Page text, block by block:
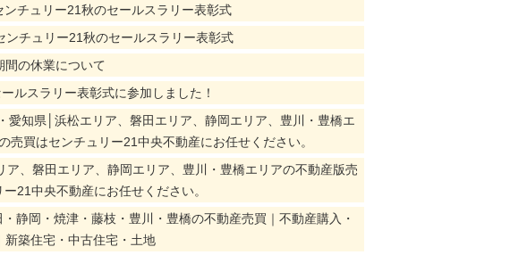
チュリー21秋のセールスラリー表彰式
チュリー21秋のセールスラリー表彰式
間の休業について
ルスラリー表彰式に参加しました！
知県│浜松エリア、磐田エリア、静岡エリア、豊川・豊橋エ
売買はセンチュリー21中央不動産にお任せください。
、磐田エリア、静岡エリア、豊川・豊橋エリアの不動産版売
21中央不動産にお任せください。
静岡・焼津・藤枝・豊川・豊橋の不動産売買｜不動産購入・
新築住宅・中古住宅・土地